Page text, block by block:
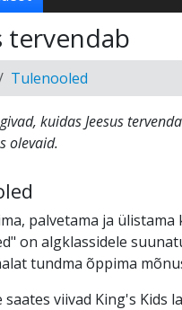
tervendab
Tulenooled
kuidas Jeesus
olevaid.
palvetama ja
on algklassidele
tundma õppima
viivad King's Kids